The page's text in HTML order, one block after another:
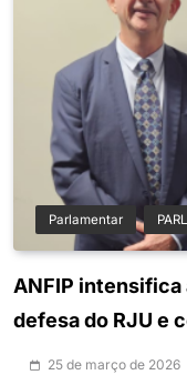
Parlamentar
ANFIP intensifica
defesa do RJU e
25 de março de 2026